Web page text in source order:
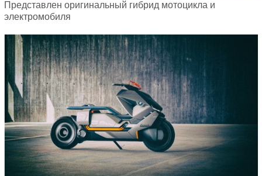
Представлен оригинальный гибрид мотоцикла и
электромобиля